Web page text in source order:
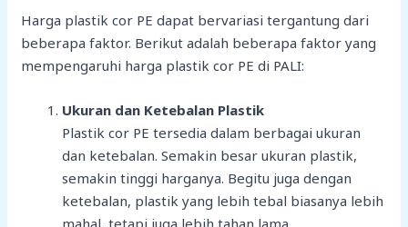
Harga plastik cor PE dapat bervariasi tergantung dari
beberapa faktor. Berikut adalah beberapa faktor yang
mempengaruhi harga plastik cor PE di PALI:
Ukuran dan Ketebalan Plastik
Plastik cor PE tersedia dalam berbagai ukuran
dan ketebalan. Semakin besar ukuran plastik,
semakin tinggi harganya. Begitu juga dengan
ketebalan, plastik yang lebih tebal biasanya lebih
mahal, tetapi juga lebih tahan lama.